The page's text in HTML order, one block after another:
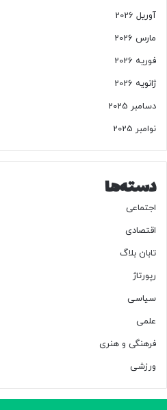
ص
ف
د
آوریل 2026
مارس 2026
فوریه 2026
ژانویه 2026
دسامبر 2025
نوامبر 2025
دسته‌ها
اجتماعی
اقتصادی
تابان بلاگ
رپورتاژ
سیاسی
علمی
فرهنگی و هنری
ورزشی